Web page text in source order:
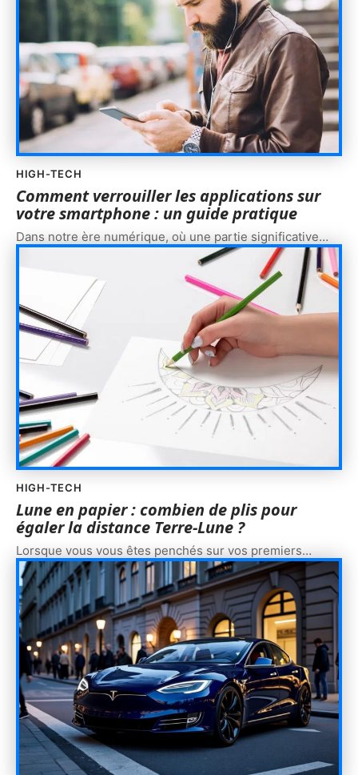
HIGH-TECH
Comment verrouiller les applications sur
votre smartphone : un guide pratique
Dans notre ère numérique, où une partie significative…
HIGH-TECH
Lune en papier : combien de plis pour
égaler la distance Terre-Lune ?
Lorsque vous vous êtes penchés sur vos premiers…